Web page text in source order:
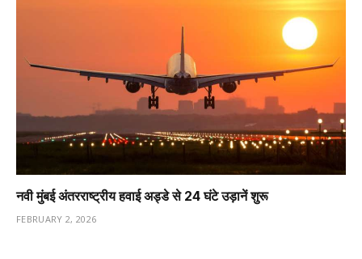
नवी मुंबई अंतरराष्ट्रीय हवाई अड्डे से 24 घंटे उड़ानें शुरू
FEBRUARY 2, 2026